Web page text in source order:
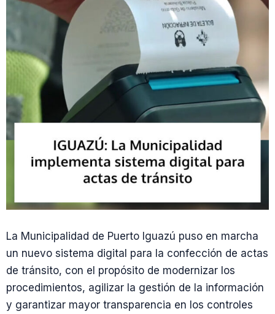
La Municipalidad de Puerto Iguazú puso en marcha
un nuevo sistema digital para la confección de actas
de tránsito, con el propósito de modernizar los
procedimientos, agilizar la gestión de la información
y garantizar mayor transparencia en los controles